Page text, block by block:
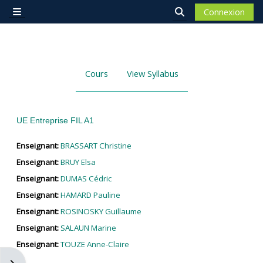
Passer au contenu principal
Panneau latéral
Activer/désactiver
Connexion
Cours View Syllabus
UE Entreprise FIL A1
Enseignant:BRASSART Christine
Enseignant:BRUY Elsa
Enseignant:DUMAS Cédric
Enseignant:HAMARD Pauline
Enseignant:ROSINOSKY Guillaume
Enseignant: SALAUN Marine
Enseignant:TOUZE Anne-Claire